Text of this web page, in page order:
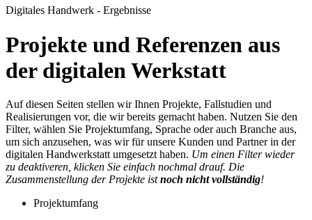
Digitales Handwerk - Ergebnisse
Projekte und Referenzen aus
der digitalen Werkstatt
Auf diesen Seiten stellen wir Ihnen Projekte, Fallstudien und
Realisierungen vor, die wir bereits gemacht haben. Nutzen Sie den
Filter, wählen Sie Projektumfang, Sprache oder auch Branche aus,
um sich anzusehen, was wir für unsere Kunden und Partner in der
digitalen Handwerkstatt umgesetzt haben. Um einen Filter wieder
zu deaktiveren, klicken Sie einfach nochmal drauf. Die
Zusammenstellung der Projekte istnoch nicht vollständig!
Projektumfang